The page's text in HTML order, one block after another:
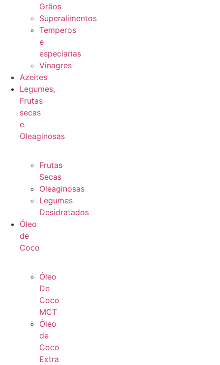
Grãos
Superalimentos
Temperos
e
especiarias
Vinagres
Azeites
Legumes,
Frutas
secas
e
Oleaginosas
Frutas
Secas
Oleaginosas
Legumes
Desidratados
Óleo
de
Coco
Óleo
De
Coco
MCT
Óleo
de
Coco
Extra